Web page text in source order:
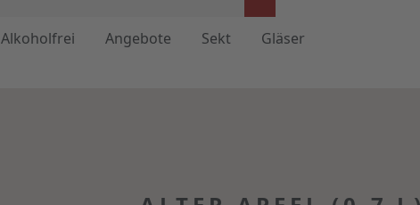
Alkoholfrei Angebote Sekt Gläser